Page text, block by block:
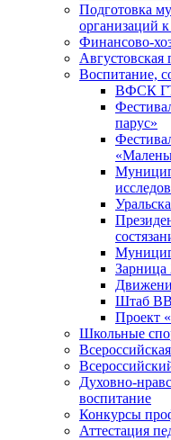
Подготовка
организаций
Финансово-
Августовская
Воспитание,
ВФСК
парус»
Зарница
Штаб
Проект
Школьные
Духовно-
воспитание
Конкурсы
Аттестация